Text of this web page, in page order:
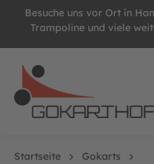
springen
Besuche uns vor Ort in
Trampoline und viele
Startseite
Gokarts